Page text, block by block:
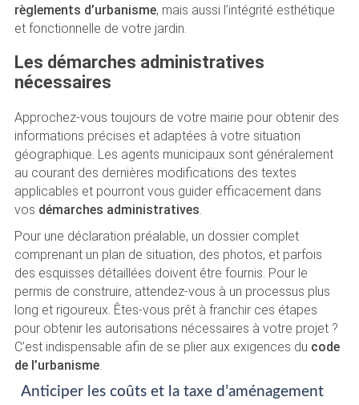
règlements d’urbanisme, mais aussi l’intégrité esthétique
et fonctionnelle de votre jardin.
Les démarches administratives
nécessaires
Approchez-vous toujours de votre mairie pour obtenir des
informations précises et adaptées à votre situation
géographique. Les agents municipaux sont généralement
au courant des dernières modifications des textes
applicables et pourront vous guider efficacement dans
vos démarches administratives.
Pour une déclaration préalable, un dossier complet
comprenant un plan de situation, des photos, et parfois
des esquisses détaillées doivent être fournis. Pour le
permis de construire, attendez-vous à un processus plus
long et rigoureux. Êtes-vous prêt à franchir ces étapes
pour obtenir les autorisations nécessaires à votre projet ?
C’est indispensable afin de se plier aux exigences du code
de l’urbanisme.
Anticiper les coûts et la taxe d’aménagement